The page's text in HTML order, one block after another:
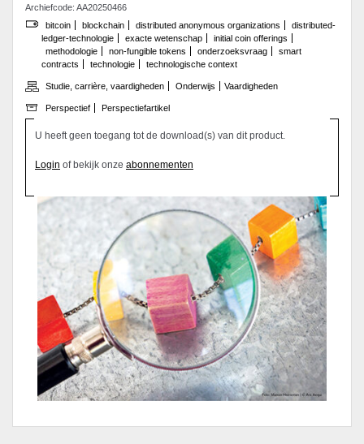
Archiefcode: AA20250466
bitcoin
blockchain distributed anonymous organizations
distributed-
ledger-technologie
exacte wetenschap
initial coin offerings
methodologie
non-fungible tokens onderzoeksvraag
smart
contracts
technologie technologische context
Studie, carrière, vaardigheden Onderwijs Vaardigheden
Perspectief Perspectiefartikel
U heeft geen toegang tot de download(s) van dit product.
Login of bekijk onze abonnementen